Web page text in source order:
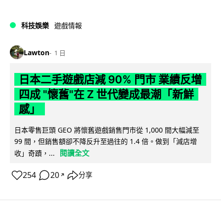
科技娛樂 遊戲情報
Lawton 1 日
日本二手遊戲店減 90% 門市 業績反增
四成 "懷舊"在 Z 世代變成最潮「新鮮
感」
日本零售巨頭 GEO 將懷舊遊戲銷售門市從 1,000 間大幅減至
99 間，但銷售額卻不降反升至過往的 1.4 倍。做到「減店增
收」奇蹟，...
閱讀全文
254 20 ↗ 分享